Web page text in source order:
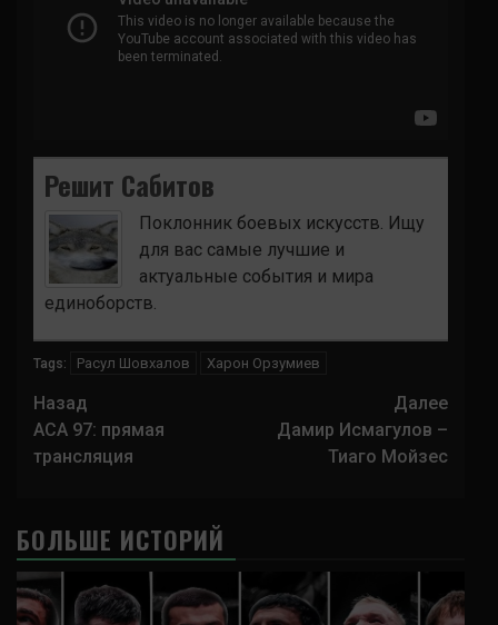
Решит Сабитов
Поклонник боевых искусств. Ищу
для вас самые лучшие и
актуальные события и мира
единоборств.
Tags: Расул Шовхалов Харон Орзумиев
Навигация
записи
Назад
ACA 97: прямая
трансляция
Далее
Дамир Исмагулов –
Тиаго Мойзес
БОЛЬШЕ ИСТОРИЙ